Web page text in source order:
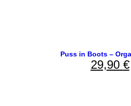
Puss in Boots –
29,90 €